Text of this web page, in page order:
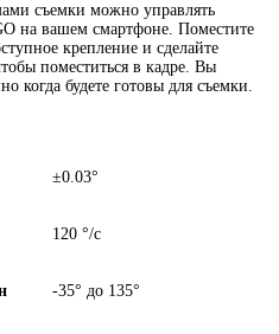
съемки можно управлять
на вашем смартфоне. Поместите
крепление и сделайте
поместиться в кадре. Вы
когда будете готовы для съемки.
±0.03°
120 °/с
-35° до 135°